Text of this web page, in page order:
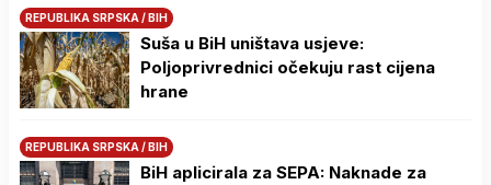
REPUBLIKA SRPSKA / BIH
Suša u BiH uništava usjeve:
Poljoprivrednici očekuju rast cijena
hrane
REPUBLIKA SRPSKA / BIH
BiH aplicirala za SEPA: Naknade za